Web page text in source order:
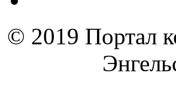
© 2019 Портал